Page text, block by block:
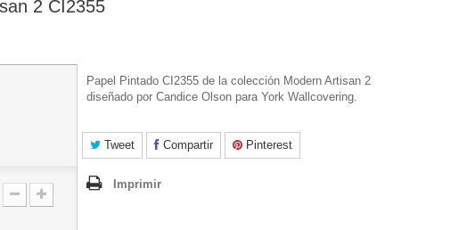
2 CI2355
Papel Pintado CI2355 de la colección Modern Artisan 2
diseñado por Candice Olson para York Wallcovering.
Tweet Compartir Pinterest
Imprimir